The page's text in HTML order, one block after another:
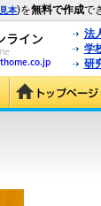
見本)を無料で作成で
法
学
研